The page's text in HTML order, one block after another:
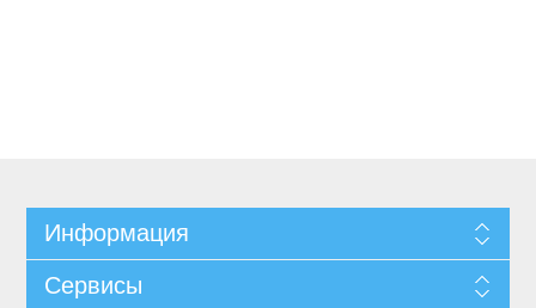
Информация
Сервисы